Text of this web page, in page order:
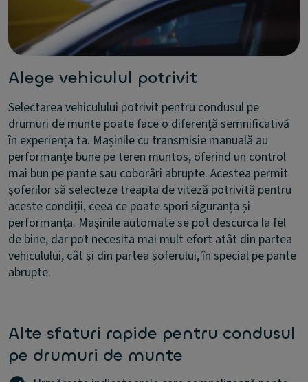
Alege vehiculul potrivit
Selectarea vehiculului potrivit pentru condusul pe
drumuri de munte poate face o diferență semnificativă
în experiența ta. Mașinile cu transmisie manuală au
performanțe bune pe teren muntos, oferind un control
mai bun pe pante sau coborâri abrupte. Acestea permit
șoferilor să selecteze treapta de viteză potrivită pentru
aceste condiții, ceea ce poate spori siguranța și
performanța. Mașinile automate se pot descurca la fel
de bine, dar pot necesita mai mult efort atât din partea
vehiculului, cât și din partea șoferului, în special pe pante
abrupte.
Alte sfaturi rapide pentru condusul
pe drumuri de munte